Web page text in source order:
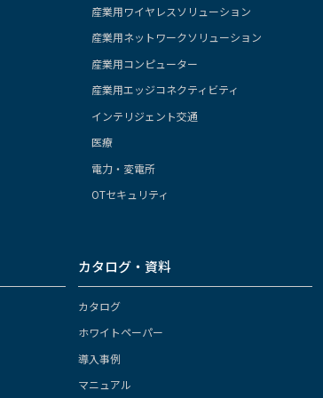
産業用ワイヤレスソリューション
産業用ネットワークソリューション
産業用コンピューター
産業用エッジコネクティビティ
インテリジェント交通
医療
電力・変電所
OTセキュリティ
カタログ・資料
カタログ
ホワイトペーパー
導入事例
マニュアル